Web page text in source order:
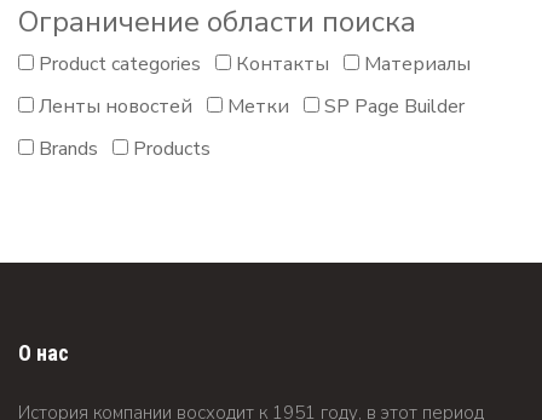
Ограничение области поиска
Product categories Контакты
Материалы
Ленты новостей
Метки
SP Page Builder
Brands
Products
О нас
История компании восходит к 1951 году, в этот период